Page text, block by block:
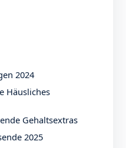
2024
Häusliches
Gehaltsextras
2025